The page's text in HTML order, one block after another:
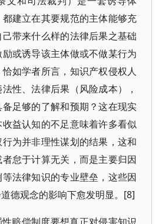
建立在其要规范的主体能够充
带来什么样的法律后果之基础
或诱导该主体做或不做某行为
如学者所言，知识产权侵权人
性、法律后果（风险成本），
足够的了解和预期？这在现实
益认知的不足意味着许多看似
为并非理性谋划的结果，这和
怠于计算无关，而是主要归因
法律知识的专业壁垒，这些因
德观念的影响下愈发明显。[8]